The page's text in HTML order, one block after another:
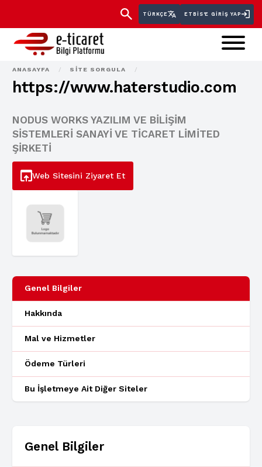
TÜRKÇE ETBİS'E GIRIŞ YAP
ANASAYFA / SITE SORGULA /
https://www.haterstudio.com
NODUS WORKS YAZILIM VE BİLİŞİM
SİSTEMLERİ SANAYİ VE TİCARET LİMİTED
ŞİRKETİ
Web Sitesini Ziyaret Et
Genel Bilgiler
Hakkında
Mal ve Hizmetler
Ödeme Türleri
Bu İşletmeye Ait Diğer Siteler
Genel Bilgiler